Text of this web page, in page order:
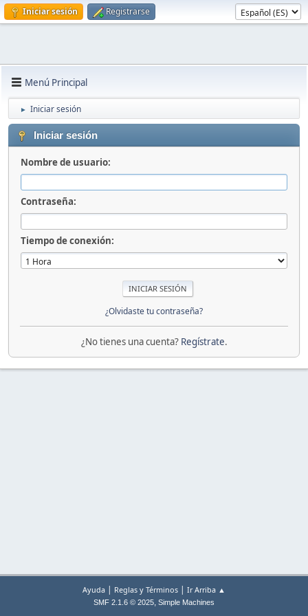
Iniciar sesión Registrarse
Menú Principal
► Iniciar sesión
Iniciar sesión
Nombre de usuario:
Contraseña:
Tiempo de conexión:
¿Olvidaste tu contraseña?
¿No tienes una cuenta? Regístrate.
Ayuda | Reglas y Términos | Ir Arriba ▲
SMF 2.1.6 © 2025, Simple Machines